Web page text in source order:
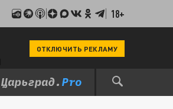
18+
ОТКЛЮЧИТЬ РЕКЛАМУ